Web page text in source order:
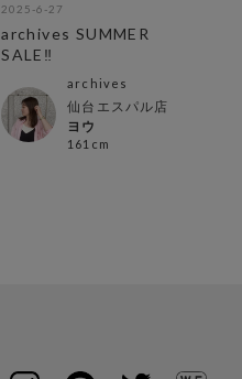
2025-6-27
archives SUMMER
SALE‼︎
archives
仙台エスパル店
ヨウ
161cm